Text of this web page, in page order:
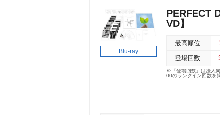
Blu-ray
PERFECT
VD】
最高順位
登場回数
※「登場回数」は法人
00のランクイン回数を